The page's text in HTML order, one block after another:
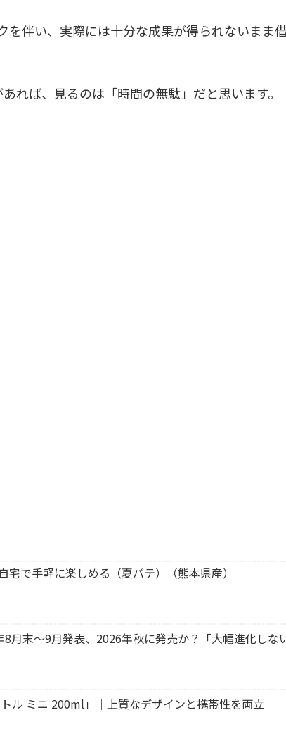
を伴い、実際には十分な成果が得られないまま
れば、見るのは「時間の無駄」だと思います。
で手軽に楽しめる（夏バテ）（熊本県産）
月末～9月発表、2026年秋に発売か？「大幅進化しな
ル ミニ 200ml」｜上質なデザインと携帯性を両立